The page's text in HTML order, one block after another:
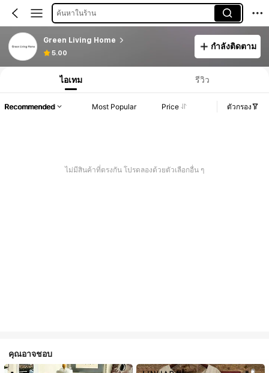
ค้นหาในร้าน
Green Living Home
5.00
กำลังติดตาม
ไอเทม รีวิว
Recommended Most Popular Price ตัวกรอง
ไม่มีสินค้าที่ตรงกัน โปรดลองด้วยตัวเลือกอื่น ๆ
คุณอาจชอบ